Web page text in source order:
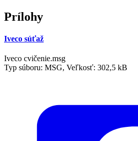
Prílohy
Iveco súťaž
Iveco cvičenie.msg
Typ súboru: MSG, Veľkosť: 302,5 kB